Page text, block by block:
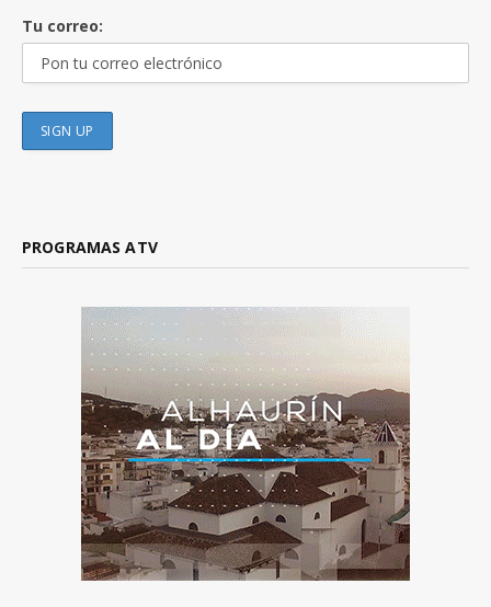
Tu correo:
PROGRAMAS ATV